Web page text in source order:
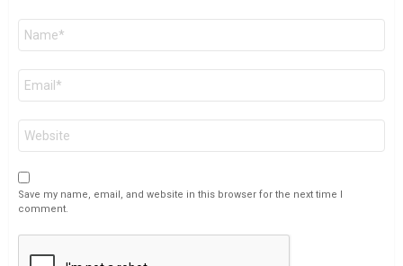
Save my name, email, and website in this browser for the next time I
comment.